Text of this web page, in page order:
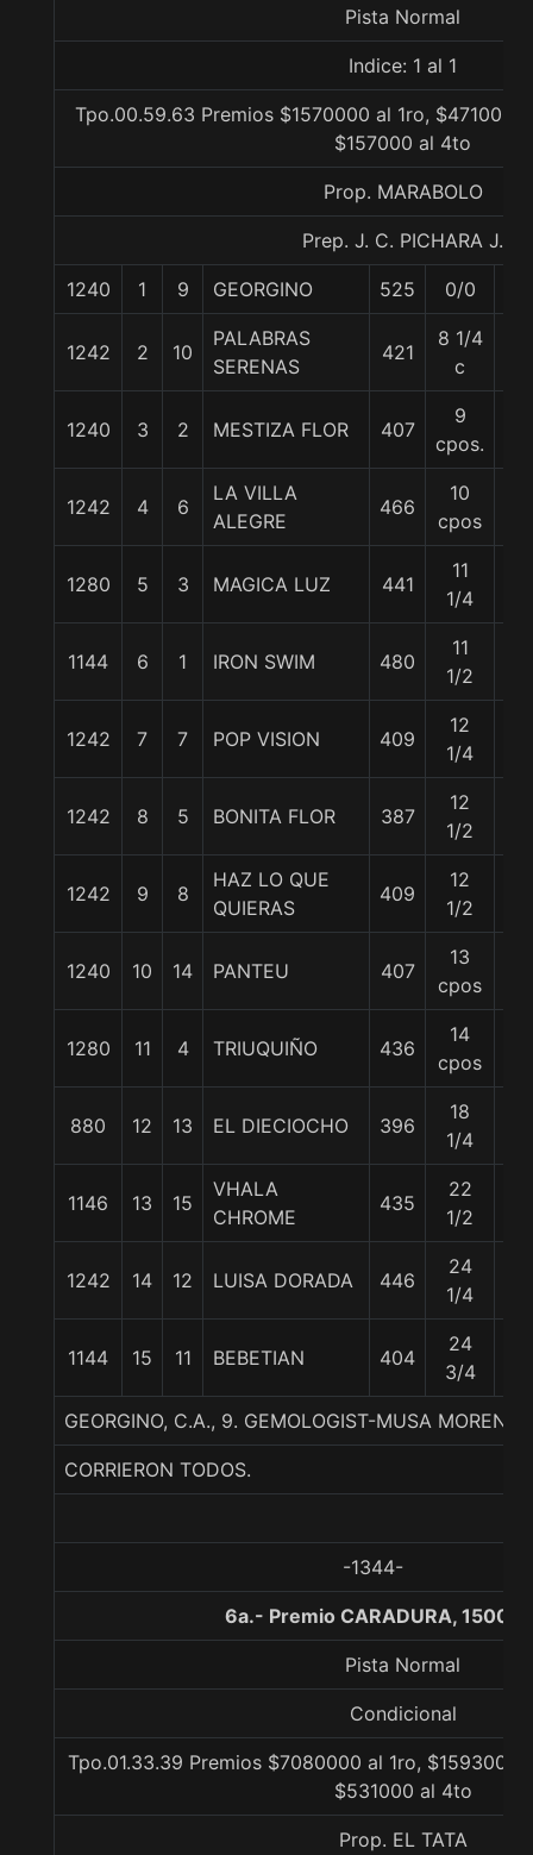
Pista Normal
Indice: 1 al 1
Tpo.00.59.63 Premios $1570000 al 1ro, $471000
$157000 al 4to
Prop. MARABOLO
Prep. J. C. PICHARA J.
1240 1 9 GEORGINO 525 0/0
1242 2 10
PALABRAS
SERENAS
421
8 1/4
c
1240 3 2 MESTIZA FLOR 407
9
cpos.
1242 4 6
LA VILLA
ALEGRE
466
10
cpos
1280 5 3 MAGICA LUZ 441
11
1/4
1144 6 1 IRON SWIM 480
11
1/2
1242 7 7 POP VISION 409
12
1/4
1242 8 5 BONITA FLOR 387
12
1/2
1242 9 8
HAZ LO QUE
QUIERAS
409
12
1/2
1240 10 14 PANTEU 407
13
cpos
1280 11 4 TRIUQUIÑO 436
14
cpos
880 12 13 EL DIECIOCHO 396
18
1/4
1146 13 15
VHALA
CHROME
435
22
1/2
1242 14 12 LUISA DORADA 446
24
1/4
1144 15 11 BEBETIAN 404
24
3/4
GEORGINO, C.A., 9. GEMOLOGIST-MUSA
CORRIERON TODOS.
-1344-
6a.- Premio CARADURA, 1500
Pista Normal
Condicional
Tpo.01.33.39 Premios $7080000 al 1ro, $1593000
$531000 al 4to
Prop. EL TATA